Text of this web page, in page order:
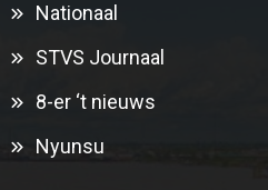
Nationaal
STVS Journaal
8-er ‘t nieuws
Nyunsu